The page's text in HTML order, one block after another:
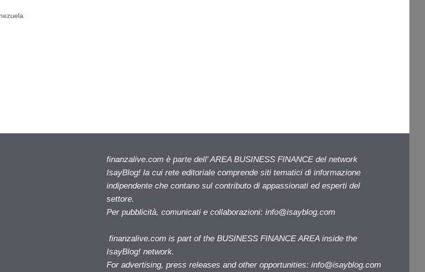
finanzalive.com è parte dell' AREA BUSINESS FINANCE del network
IsayBlog! la cui rete editoriale comprende siti tematici di informazione
indipendente che contano sul contributo di appassionati ed esperti del
settore.
Per pubblicità, comunicati e collaborazioni: info@isayblog.com
finanzalive.com is part of the BUSINESS FINANCE AREA inside the
IsayBlog! network.
For advertising, press releases and other opportunities: info@isayblog.com